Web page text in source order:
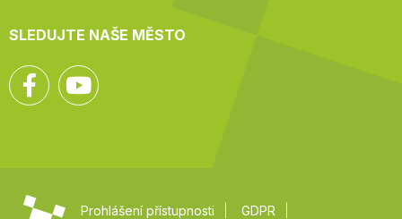
SLEDUJTE NAŠE MĚSTO
Facebook
Prohlášení přístupnosti GDPR